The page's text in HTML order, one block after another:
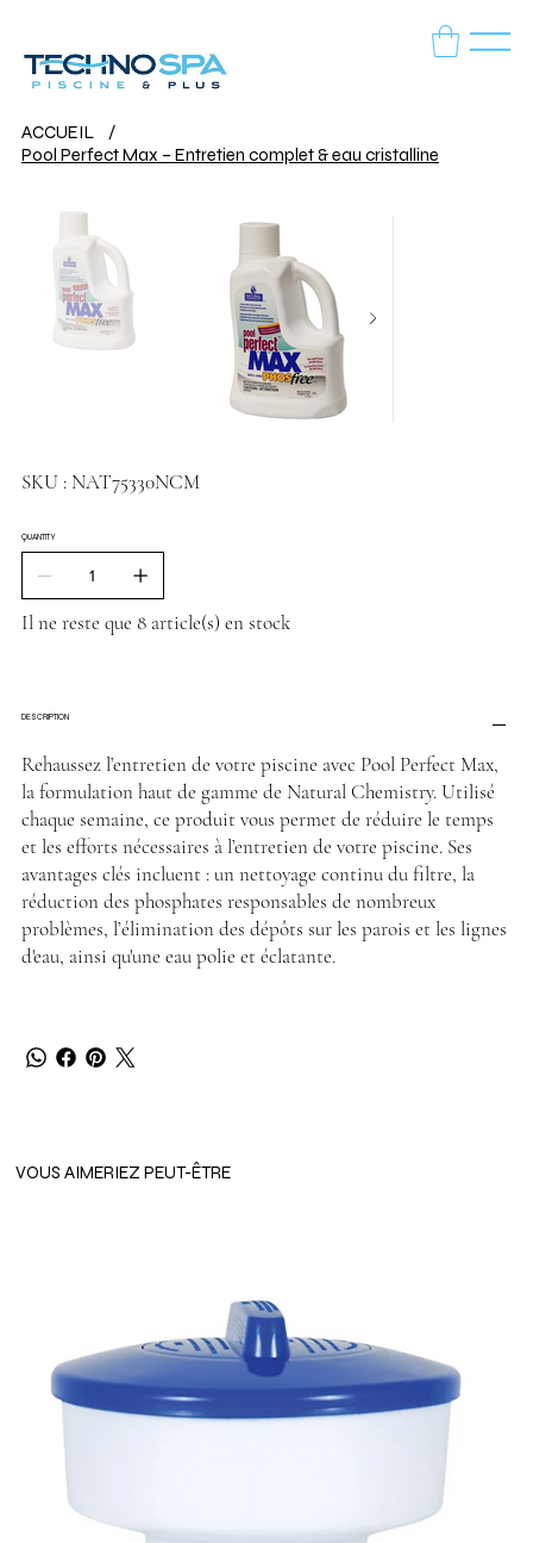
ACCUEIL
/
Pool Perfect Max – Entretien complet & eau cristalline
SKU : SKU
NAT75330NCM
NAT75330NCM
QUANTITY
Il ne reste que 8 article(s) en stock
DESCRIPTION
Rehaussez l’entretien de votre piscine avec Pool Perfect Max,
la formulation haut de gamme de Natural Chemistry. Utilisé
chaque semaine, ce produit vous permet de réduire le temps
et les efforts nécessaires à l’entretien de votre piscine. Ses
avantages clés incluent : un nettoyage continu du filtre, la
réduction des phosphates responsables de nombreux
problèmes, l’élimination des dépôts sur les parois et les lignes
d'eau, ainsi qu'une eau polie et éclatante.
VOUS AIMERIEZ PEUT-ÊTRE